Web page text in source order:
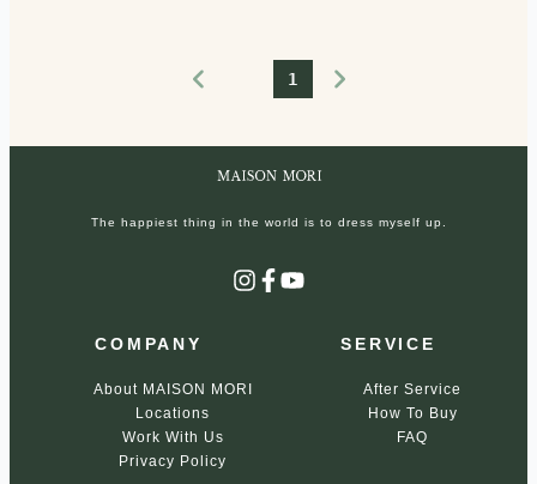
1
The happiest thing in the world is to dress myself up.
Instagram
Facebook
YouTube
COMPANY
About MAISON MORI
Locations
Work With Us
Privacy Policy
SERVICE
After Service
How To Buy
FAQ